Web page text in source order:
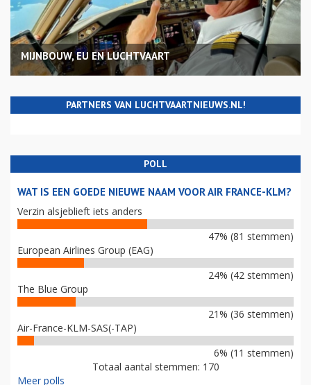
MIJNBOUW, EU EN LUCHTVAART
PARTNERS VAN LUCHTVAARTNIEUWS.NL!
POLL
WAT IS EEN GOEDE NIEUWE NAAM VOOR AIR FRANCE-KLM?
Verzin alsjeblieft iets anders
47% (81 stemmen)
European Airlines Group (EAG)
24% (42 stemmen)
The Blue Group
21% (36 stemmen)
Air-France-KLM-SAS(-TAP)
6% (11 stemmen)
Totaal aantal stemmen: 170
Meer polls